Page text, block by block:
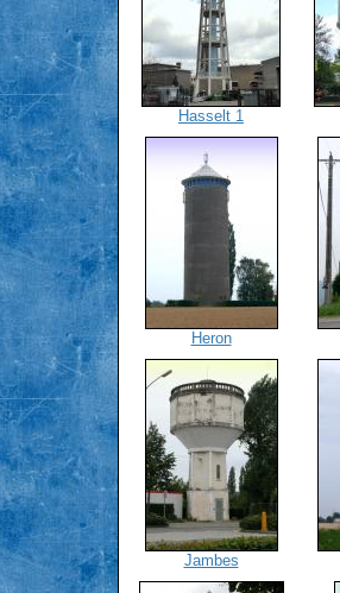
Hasselt 1
Heron
Jambes